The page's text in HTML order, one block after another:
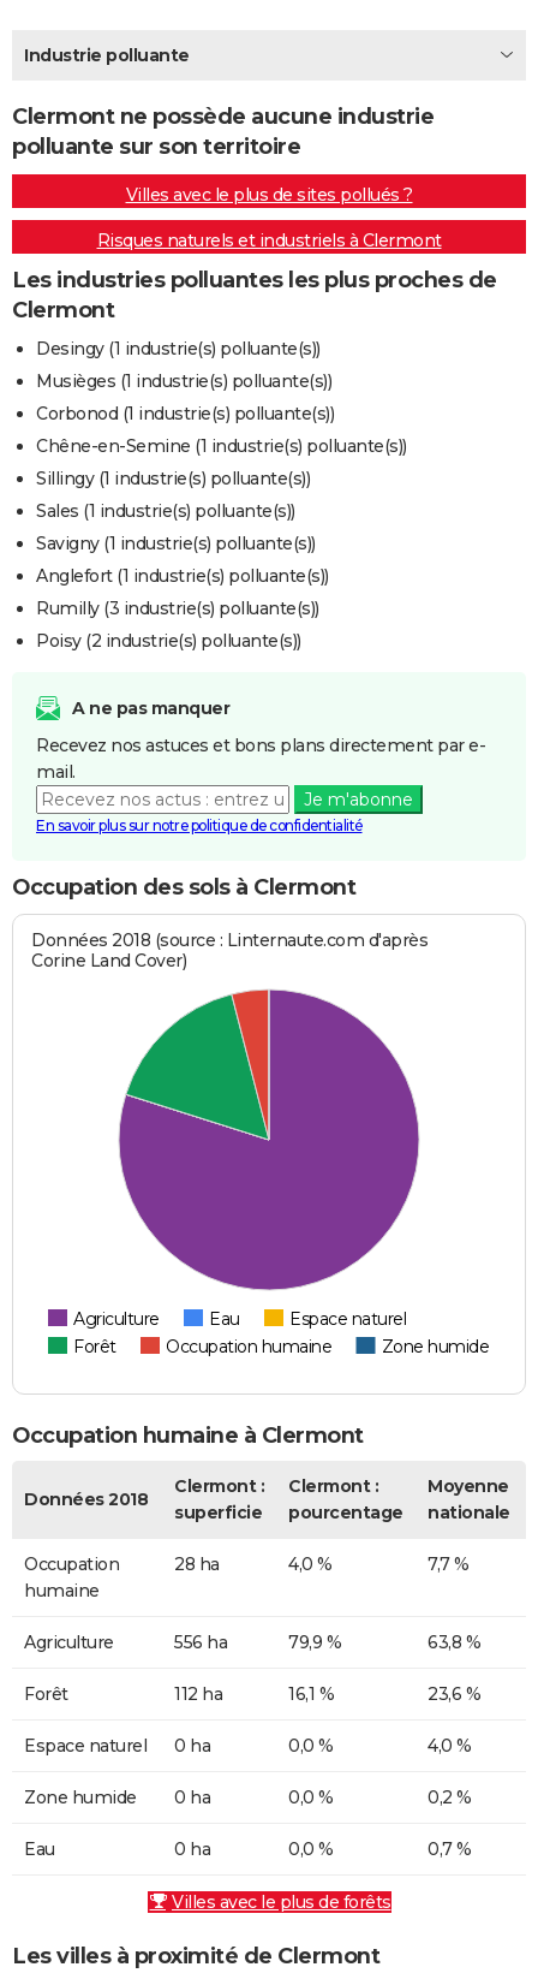
BONS PLANS
CARTE DE VOEUX
Carte de Noël
Carte Bonne année
Carte Saint-Valentin
Carte Pâques
Carte d'anniversaire
DICTIONNAIRE
Dictionnaire
Biographies
Citations
Expressions
Proverbes
PROGRAMME TV
COPAINS D'AVANT
S'inscrire
Se connecter
Primaires
Universités
Entreprises
Service militaire
Avis de recherche
AVIS DE DÉCÈS
FORUM
Industrie polluante
Clermont ne possède aucune industrie
polluante sur son territoire
Villes avec le plus de sites pollués ?
Risques naturels et industriels à Clermont
Les industries polluantes les plus proches de
Clermont
Desingy (1 industrie(s) polluante(s))
Musièges (1 industrie(s) polluante(s))
Corbonod (1 industrie(s) polluante(s))
Chêne-en-Semine (1 industrie(s) polluante(s))
Sillingy (1 industrie(s) polluante(s))
Sales (1 industrie(s) polluante(s))
Savigny (1 industrie(s) polluante(s))
Anglefort (1 industrie(s) polluante(s))
Rumilly (3 industrie(s) polluante(s))
Poisy (2 industrie(s) polluante(s))
A ne pas manquer
Recevez nos astuces et bons plans directement par e-
mail.
Je m'abonne
En savoir plus sur notre politique de confidentialité
Occupation des sols à Clermont
Données 2018 (source : Linternaute.com d'après
Corine Land Cover)
Agriculture Eau
Espace naturel
Forêt
Occupation humaine Zone humide
Occupation humaine à Clermont
Données 2018
Clermont :
superficie
Clermont :
pourcentage
Moyenne
nationale
Occupation
humaine
28 ha 4,0 % 7,7 %
Agriculture 556 ha 79,9 % 63,8 %
Forêt 112 ha 16,1 % 23,6 %
Espace naturel 0 ha 0,0 % 4,0 %
Zone humide 0 ha 0,0 % 0,2 %
Eau 0 ha 0,0 % 0,7 %
Villes avec le plus de forêts
Les villes à proximité de Clermont